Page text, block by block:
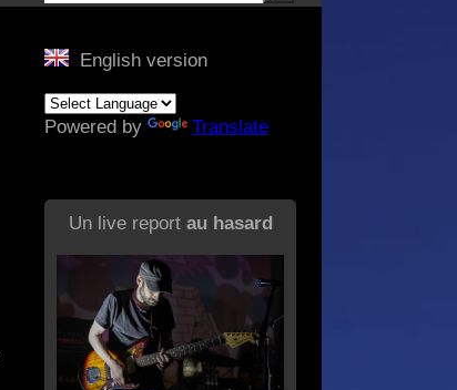
English version
Powered by Translate
Un live report au hasard